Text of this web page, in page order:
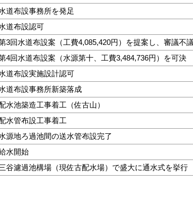
道布設事務所を発足
道布設認可
3回水道布設案（工費4,085,420円）を提案し、審議不
4回水道布設案（水源第十、工費3,484,736円）を可決
道布設実施設計認可
道布設事務所新築落成
水池築造工事着工（佐古山）
水管布設工事着工
源地ろ過池間の送水管布設完了
水開始
谷濾過池構場（現佐古配水場）で盛大に通水式を挙行